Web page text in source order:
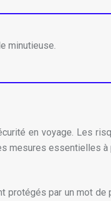
minutieuse.
en voyage. Les
mesures essentielles à
par un mot